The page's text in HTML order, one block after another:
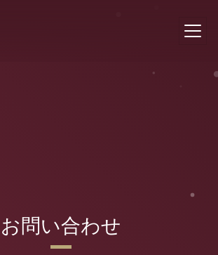
お問い合わせ